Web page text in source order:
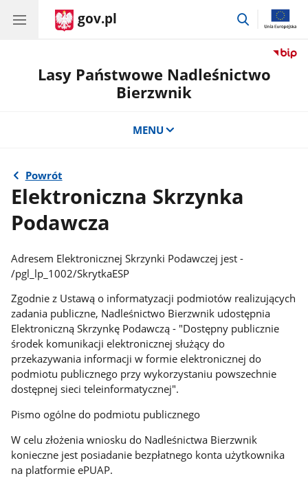
gov.pl
przejdź
Lasy Państwowe Nadleśnictwo
Bierzwnik
MENU
Powrót
Elektroniczna Skrzynka
Podawcza
Adresem Elektronicznej Skrzynki Podawczej jest -
/pgl_lp_1002/SkrytkaESP
Zgodnie z Ustawą o informatyzacji podmiotów realizujących
zadania publiczne, Nadleśnictwo Bierzwnik udostępnia
Elektroniczną Skrzynkę Podawczą - "Dostępny publicznie
środek komunikacji elektronicznej służący do
przekazywania informacji w formie elektronicznej do
podmiotu publicznego przy wykorzystaniu powszechnie
dostępnej sieci teleinformatycznej".
Pismo ogólne do podmiotu publicznego
W celu złożenia wniosku do Nadleśnictwa Bierzwnik
konieczne jest posiadanie bezpłatnego konta użytkownika
na platformie ePUAP.